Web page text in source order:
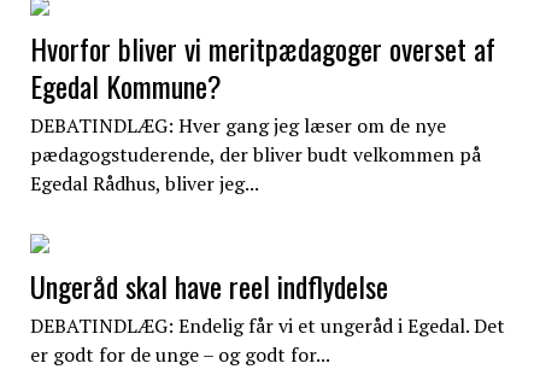
Hvorfor bliver vi meritpædagoger overset af
Egedal Kommune?
DEBATINDLÆG: Hver gang jeg læser om de nye
pædagogstuderende, der bliver budt velkommen på
Egedal Rådhus, bliver jeg...
Ungeråd skal have reel indflydelse
DEBATINDLÆG: Endelig får vi et ungeråd i Egedal. Det
er godt for de unge – og godt for...